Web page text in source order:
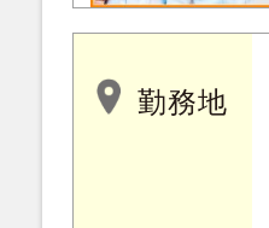
勤務地